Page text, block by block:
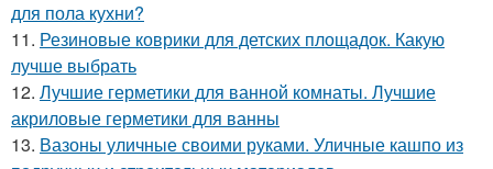
для пола кухни?
11. Резиновые коврики для детских площадок. Какую
лучше выбрать
12. Лучшие герметики для ванной комнаты. Лучшие
акриловые герметики для ванны
13. Вазоны уличные своими руками. Уличные кашпо из